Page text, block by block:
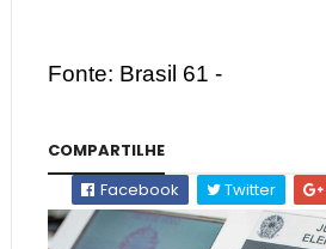
Fonte: Brasil 61 -
COMPARTILHE
Facebook
Twitter